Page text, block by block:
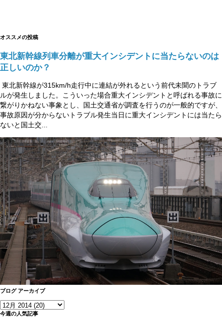
オススメの投稿
東北新幹線列車分離が重大インシデントに当たらないのは
正しいのか？
東北新幹線が315km/h走行中に連結が外れるという前代未聞のトラブ
ルが発生しました。こういった場合重大インシデントと呼ばれる事故に
繋がりかねない事象とし、国土交通省が調査を行うのが一般的ですが、
事故原因が分からないトラブル発生当日に重大インシデントには当たら
ないと国土交...
ブログ アーカイブ
今週の人気記事